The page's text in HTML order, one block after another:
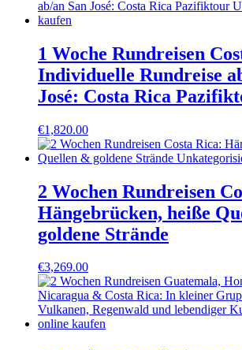
1 Woche Rundreisen
Individuelle Rundreise
José: Costa Rica
€1,820.00
2 Wochen Rundreisen
Hängebrücken, heiße
goldene Strände
€3,269.00